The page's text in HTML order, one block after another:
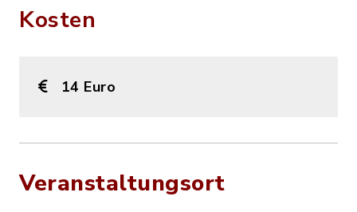
Kosten
14 Euro
Veranstaltungsort